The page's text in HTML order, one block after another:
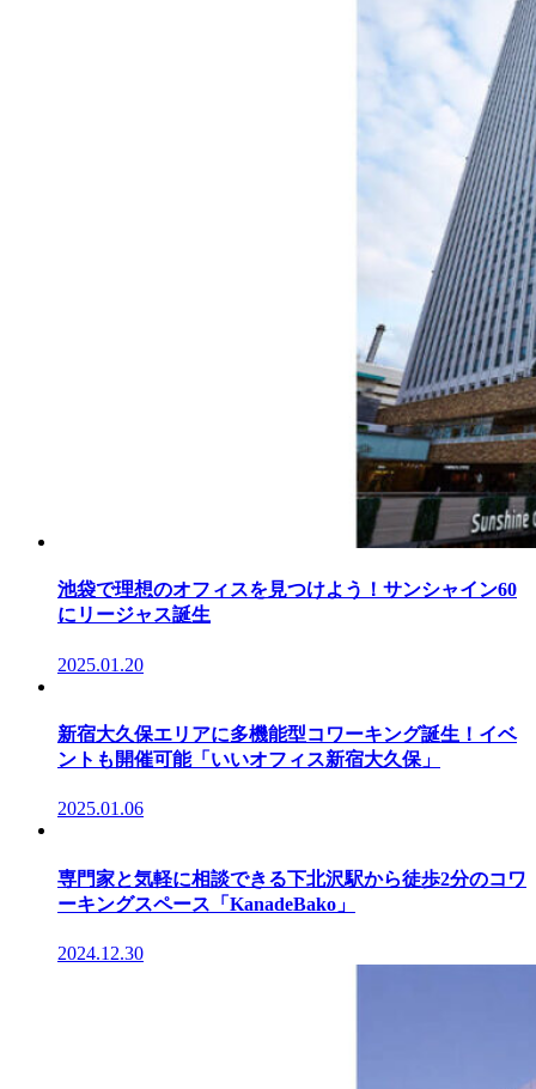
池袋で理想のオフィスを見つけよう！サンシャイン60
にリージャス誕生
2025.01.20
新宿大久保エリアに多機能型コワーキング誕生！イベ
ントも開催可能「いいオフィス新宿大久保」
2025.01.06
専門家と気軽に相談できる下北沢駅から徒歩2分のコワ
ーキングスペース「KanadeBako」
2024.12.30